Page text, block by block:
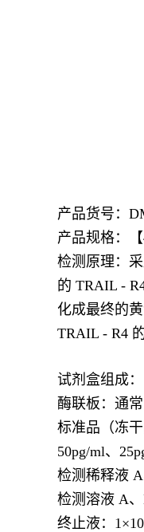
产品货号：
产品规格：【
检测原理：
的 TRAIL -
化成最终的
TRAIL - R4
试剂盒组成：
酶联板：通常
标准品（冻
50pg/ml、
检测稀释液 A
检测溶液 A
终止液：